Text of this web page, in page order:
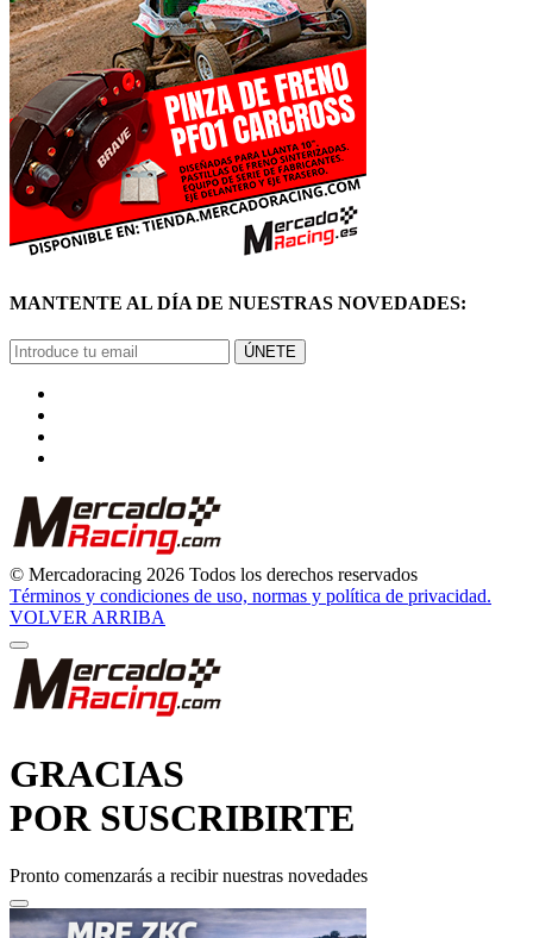
© Mercadoracing 2026 Todos los derechos reservados
Términos y condiciones de uso, normas y política de privacidad.
VOLVER ARRIBA
POR SUSCRIBIRTE